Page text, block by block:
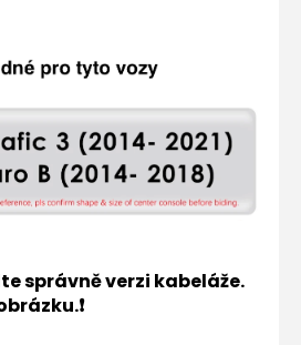
správně verzi kabeláže.